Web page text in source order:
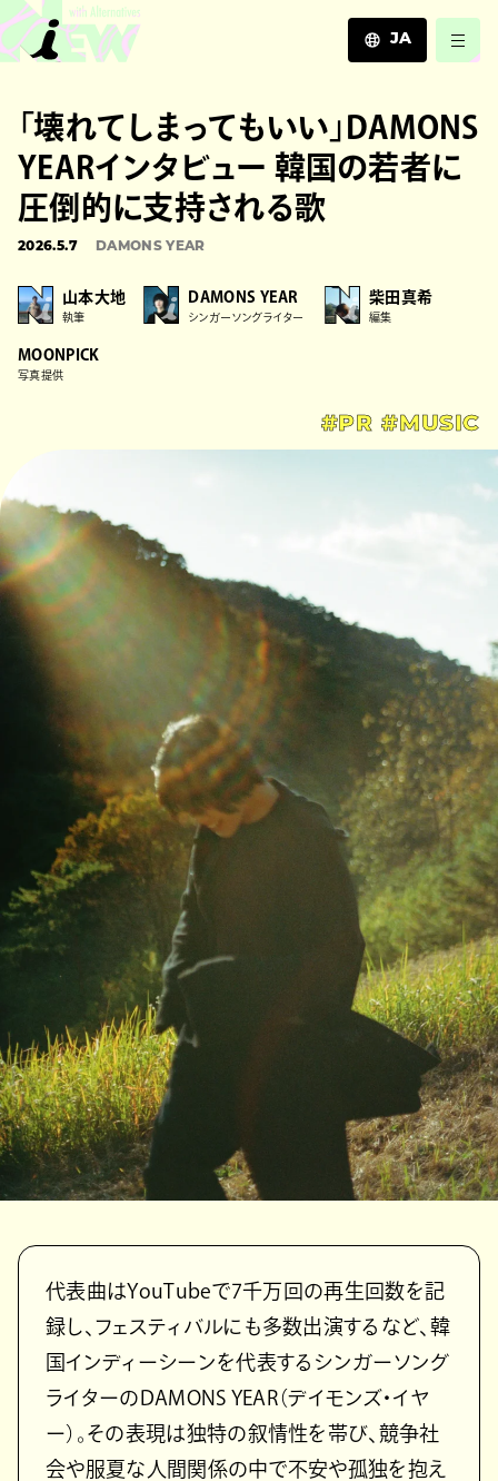
JA
EN
ZH
「壊れてしまってもいい」DAMONS
YEARインタビュー 韓国の若者に
圧倒的に支持される歌
2026.5.7 DAMONS YEAR
山本大地
執筆
DAMONS YEAR
シンガーソングライター
柴田真希
編集
MOONPICK
写真提供
#PR #MUSIC
代表曲はYouTubeで7千万回の再生回数を記
録し、フェスティバルにも多数出演するなど、韓
国インディーシーンを代表するシンガーソング
ライターのDAMONS YEAR（デイモンズ・イヤ
ー）。その表現は独特の叙情性を帯び、競争社
会や服夏な人間関係の中で不安や孤独を抱え